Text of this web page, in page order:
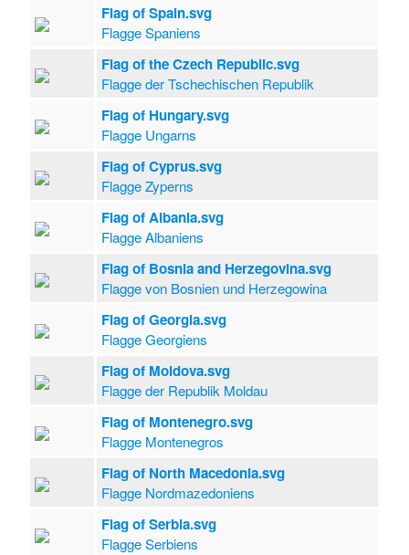
Flag of Spain.svg
Flagge Spaniens
Flag of the Czech Republic.svg
Flagge der Tschechischen Republik
Flag of Hungary.svg
Flagge Ungarns
Flag of Cyprus.svg
Flagge Zyperns
Flag of Albania.svg
Flagge Albaniens
Flag of Bosnia and Herzegovina.svg
Flagge von Bosnien und Herzegowina
Flag of Georgia.svg
Flagge Georgiens
Flag of Moldova.svg
Flagge der Republik Moldau
Flag of Montenegro.svg
Flagge Montenegros
Flag of North Macedonia.svg
Flagge Nordmazedoniens
Flag of Serbia.svg
Flagge Serbiens